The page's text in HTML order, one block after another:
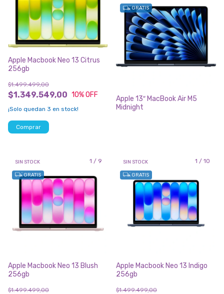
Apple Macbook Neo 13 Citrus
256gb
$1.349.549,00
$1.499.499,00
10% OFF
¡Solo quedan 3 en stock!
Comprar
GRATIS
Apple 13″ MacBook Air M5
Midnight
1 / 9
SIN STOCK
GRATIS
Apple Macbook Neo 13 Blush
256gb
$1.499.499,00
1 / 10
SIN STOCK
GRATIS
Apple Macbook Neo 13 Indigo
256gb
$1.499.499,00